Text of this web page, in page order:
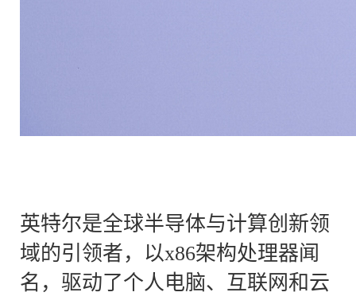
英特尔是全球半导体与计算创新领
域的引领者，以x86架构处理器闻
名，驱动了个人电脑、互联网和云